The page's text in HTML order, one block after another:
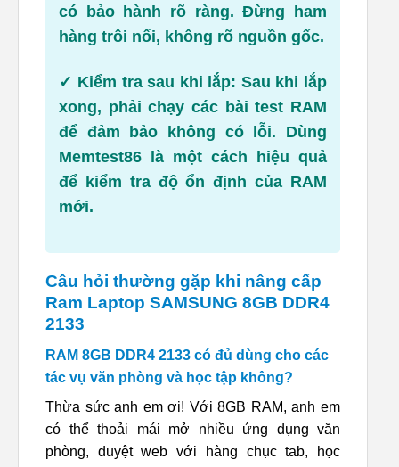
có bảo hành rõ ràng. Đừng ham
hàng trôi nổi, không rõ nguồn gốc.
✓ Kiểm tra sau khi lắp: Sau khi lắp
xong, phải chạy các bài test RAM
để đảm bảo không có lỗi. Dùng
Memtest86 là một cách hiệu quả
để kiểm tra độ ổn định của RAM
mới.
Câu hỏi thường gặp khi nâng cấp
Ram Laptop SAMSUNG 8GB DDR4
2133
RAM 8GB DDR4 2133 có đủ dùng cho các
tác vụ văn phòng và học tập không?
Thừa sức anh em ơi! Với 8GB RAM, anh em
có thể thoải mái mở nhiều ứng dụng văn
phòng, duyệt web với hàng chục tab, học